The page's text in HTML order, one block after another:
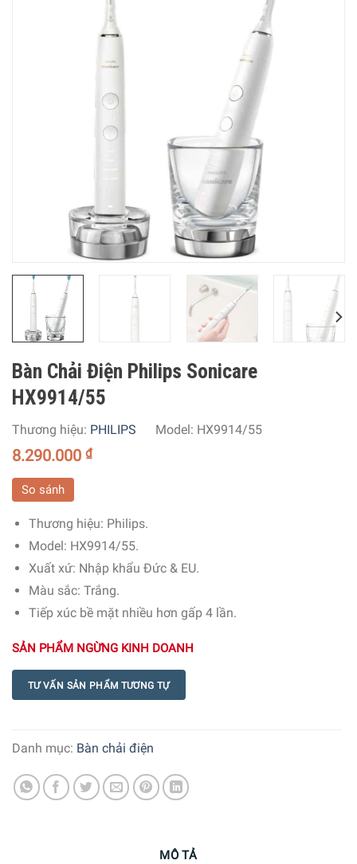
Bàn Chải Điện Philips Sonicare
HX9914/55
Thương hiệu: PHILIPS Model: HX9914/55
8.290.000 ₫
So sánh
Thương hiệu: Philips.
Model: HX9914/55.
Xuất xứ: Nhập khẩu Đức & EU.
Màu sắc: Trắng.
Tiếp xúc bề mặt nhiều hơn gấp 4 lần.
SẢN PHẨM NGỪNG KINH DOANH
TƯ VẤN SẢN PHẨM TƯƠNG TỰ
Danh mục: Bàn chải điện
MÔ TẢ